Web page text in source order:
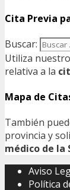
Cita Previa
Buscar:
Utiliza
relativa a la
Mapa de
También
provincia y
médico de la
Aviso
Política